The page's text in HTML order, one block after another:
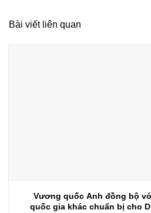
Bài viết liên quan
Vương quốc Anh đồng bộ
quốc gia khác chuẩn bị cho